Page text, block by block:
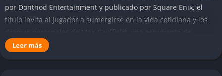
por Dontnod Entertainment y publicado por Square Enix, el
título invita al jugador a sumergirse en la vida cotidiana y los
dramas personales de Max Caulfield, una estudiante de
fotografía que descubre, de manera inesperada, que posee la
Leer más